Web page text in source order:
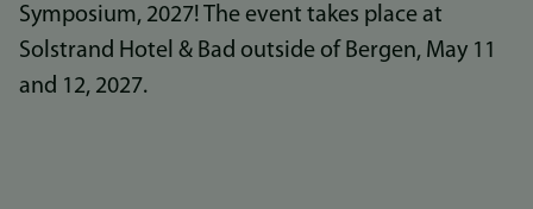
Symposium, 2027! The event takes place at
Solstrand Hotel & Bad outside of Bergen, May 11
and 12, 2027.